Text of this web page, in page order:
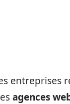
entreprises
agences